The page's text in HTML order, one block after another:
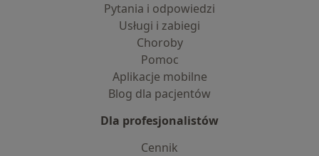
Pytania i odpowiedzi
Usługi i zabiegi
Choroby
Pomoc
Aplikacje mobilne
Blog dla pacjentów
Dla profesjonalistów
Cennik